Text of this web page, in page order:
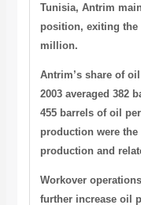
Tunisia, Antrim
position, exiting the
million.
Antrim’s share of
2003 averaged 382
455 barrels of oil
production were the
production and
Workover
further increase oil